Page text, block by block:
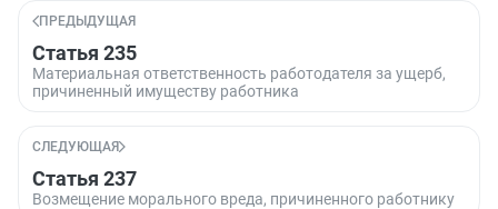
ПРЕДЫДУЩАЯ
Статья 235
Материальная ответственность работодателя за ущерб,
причиненный имуществу работника
СЛЕДУЮЩАЯ
Статья 237
Возмещение морального вреда, причиненного работнику